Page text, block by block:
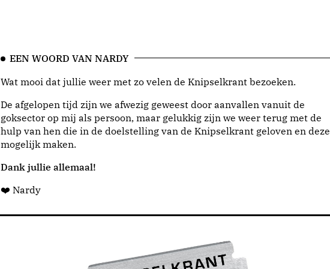
EEN WOORD VAN NARDY
Wat mooi dat jullie weer met zo velen de Knipselkrant bezoeken.
De afgelopen tijd zijn we afwezig geweest door aanvallen vanuit de
goksector op mij als persoon, maar gelukkig zijn we weer terug met de
hulp van hen die in de doelstelling van de Knipselkrant geloven en deze
mogelijk maken.
Dank jullie allemaal!
❤️ Nardy